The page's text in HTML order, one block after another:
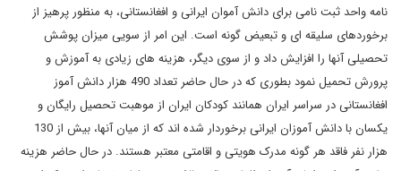
نامه واحد ثبت نامی برای دانش آموان ایرانی و افغانستانی، به منظور پرهیز از
برخوردهای سلیقه ای و تبعیض گونه است. این امر از سویی میزان پوشش
تحصیلی آنها را افزایش داد و از سوی دیگر، هزینه های زیادی به آموزش و
پرورش تحمیل نمود بطوری که در حال حاضر تعداد 490 هزار دانش آموز
افغانستانی در سراسر ایران همانند کودکان ایران از موهبت تحصیل رایگان و
یکسان با دانش آموزان ایرانی برخوردار شده اند که از میان آنها، بیش از 130
هزار نفر فاقد هر گونه مدرک هویتی و اقامتی معتبر هستند. در حال حاضر هزینه